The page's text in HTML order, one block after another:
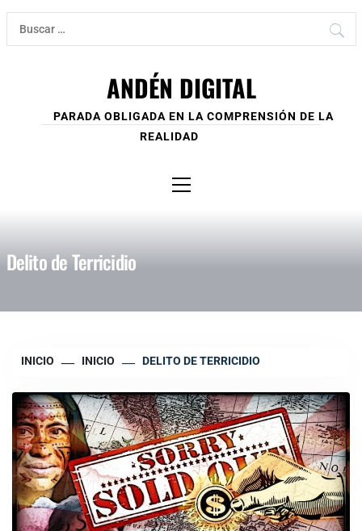
Ir
contenido
Buscar:
ANDÉN DIGITAL
PARADA OBLIGADA EN LA COMPRENSIÓN DE LA
REALIDAD
principal
Delito de Terricidio
INICIO INICIO DELITO DE TERRICIDIO